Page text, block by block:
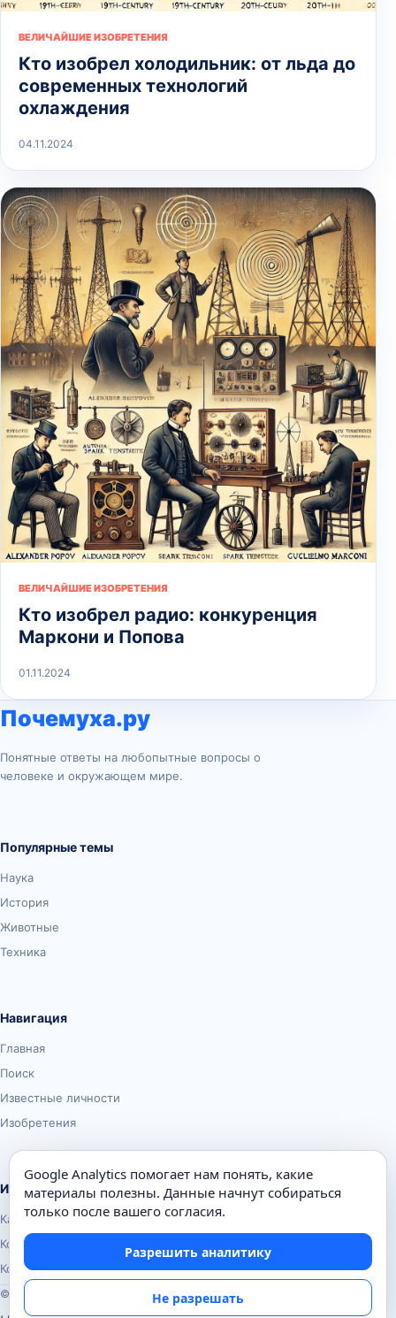
ВЕЛИЧАЙШИЕ ИЗОБРЕТЕНИЯ
Кто изобрел холодильник: от льда до
современных технологий
охлаждения
04.11.2024
ВЕЛИЧАЙШИЕ ИЗОБРЕТЕНИЯ
Кто изобрел радио: конкуренция
Маркони и Попова
01.11.2024
Почемуха.ру
Понятные ответы на любопытные вопросы о
человеке и окружающем мире.
Популярные темы
Наука
История
Животные
Техника
Навигация
Главная
Поиск
Известные личности
Изобретения
Информация
Карта сайта
Контакты
Конфиденциальность
© Почемуха.ру, 2010–2026
Google Analytics помогает нам понять, какие
материалы полезны. Данные начнут собираться
только после вашего согласия.
Разрешить аналитику
Не разрешать